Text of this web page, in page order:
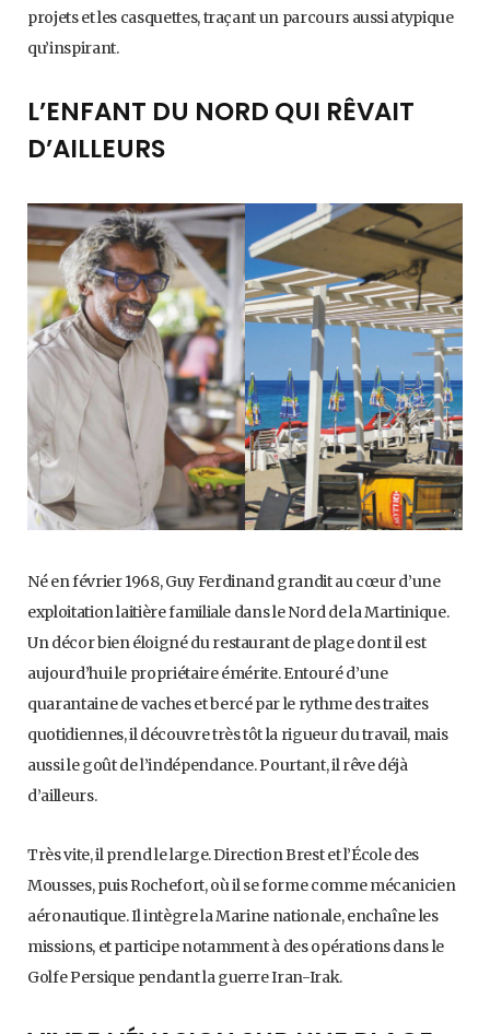
projets et les casquettes, traçant un parcours aussi atypique
qu’inspirant.
L’ENFANT DU NORD QUI RÊVAIT
D’AILLEURS
Né en février 1968, Guy Ferdinand grandit au cœur d’une
exploitation laitière familiale dans le Nord de la Martinique.
Un décor bien éloigné du restaurant de plage dont il est
aujourd’hui le propriétaire émérite. Entouré d’une
quarantaine de vaches et bercé par le rythme des traites
quotidiennes, il découvre très tôt la rigueur du travail, mais
aussi le goût de l’indépendance. Pourtant, il rêve déjà
d’ailleurs.
Très vite, il prend le large. Direction Brest et l’École des
Mousses, puis Rochefort, où il se forme comme mécanicien
aéronautique. Il intègre la Marine nationale, enchaîne les
missions, et participe notamment à des opérations dans le
Golfe Persique pendant la guerre Iran-Irak.